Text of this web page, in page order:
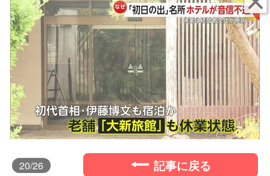
20/26 記事に戻る